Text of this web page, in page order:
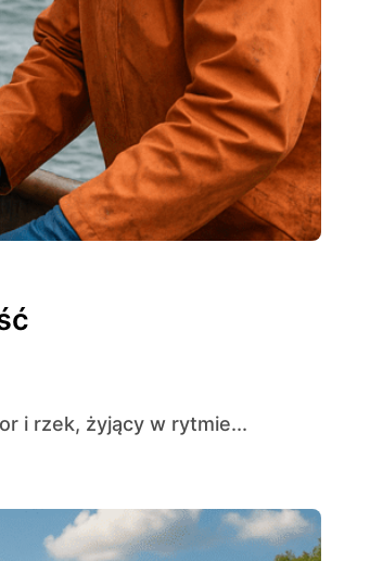
i rzek, żyjący w rytmie...